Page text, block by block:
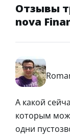
Отзывы
nova
А какой
которым
одни